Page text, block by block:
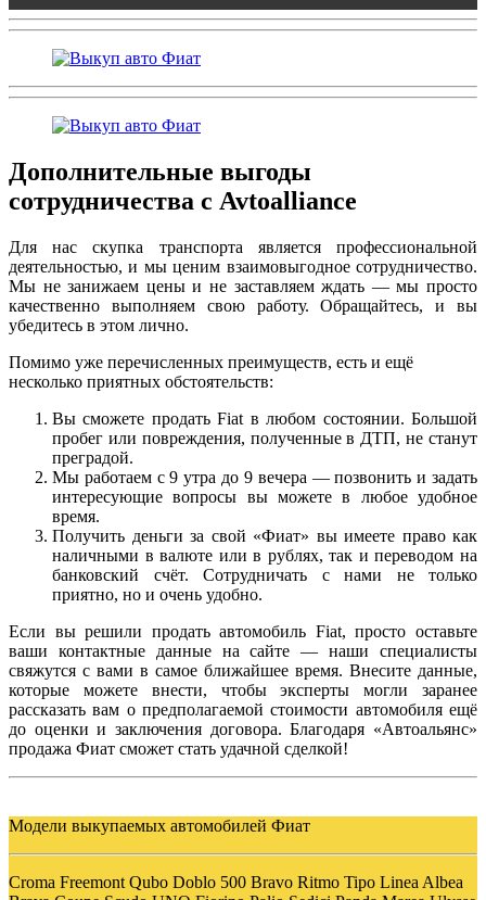
Дополнительные выгоды
сотрудничества с Avtoalliance
Для нас скупка транспорта является профессиональной
деятельностью, и мы ценим взаимовыгодное сотрудничество.
Мы не занижаем цены и не заставляем ждать — мы просто
качественно выполняем свою работу. Обращайтесь, и вы
убедитесь в этом лично.
Помимо уже перечисленных преимуществ, есть и ещё
несколько приятных обстоятельств:
Вы сможете продатьFiat в любом состоянии. Большой
пробег или повреждения, полученные в ДТП, не станут
преградой.
Мы работаем с 9 утра до 9 вечера — позвонить и задать
интересующие вопросы вы можете в любое удобное
время.
Получить деньги за свой «Фиат» вы имеете право как
наличными в валюте или в рублях, так и переводом на
банковский счёт. Сотрудничать с нами не только
приятно, но и очень удобно.
Если вы решили продать автомобиль Fiat, просто оставьте
ваши контактные данные на сайте — наши специалисты
свяжутся с вами в самое ближайшее время. Внесите данные,
которые можете внести, чтобы эксперты могли заранее
рассказать вам о предполагаемой стоимости автомобиля ещё
до оценки и заключения договора. Благодаря «Автоальянс»
продажа Фиат сможет стать удачной сделкой!
Модели выкупаемых автомобилей Фиат
Croma Freemont Qubo Doblo 500 Bravo Ritmo Tipo Linea Albea